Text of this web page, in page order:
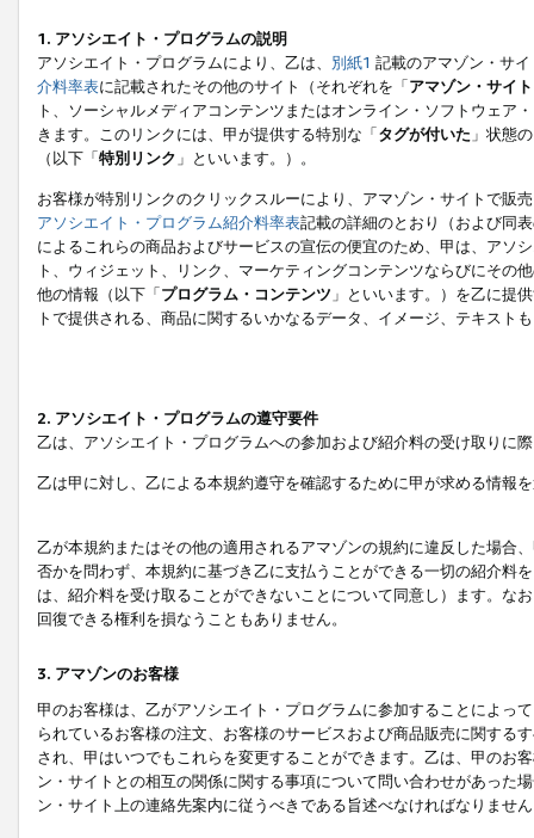
1. アソシエイト・プログラムの説明
アソシエイト・プログラムにより、乙は、 別紙1 記載のアマゾン・サ
介料率表に記載されたその他のサイト（それぞれを「アマゾン・サイト
ト、ソーシャルメディアコンテンツまたはオンライン・ソフトウェア
きます。このリンクには、甲が提供する特別な「タグが付いた 」状態
（以下「特別リンク 」といいます。）。
お客様が特別リンクのクリックスルーにより、アマゾン・サイトで販
アソシエイト・プログラム紹介料率表記載の詳細のとおり（および同
によるこれらの商品およびサービスの宣伝の便宜のため、甲は、アソ
ト、ウィジェット、リンク、マーケティングコンテンツならびにその
他の情報（以下「プログラム・コンテンツ 」といいます。）を乙に提
トで提供される、商品に関するいかなるデータ、イメージ、テキス
2. アソシエイト・プログラムの遵守要件
乙は、アソシエイト・プログラムへの参加および紹介料の受け取りに
乙は甲に対し、乙による本規約遵守を確認するために甲が求める情報
乙が本規約またはその他の適用されるアマゾンの規約に違反した場合
否かを問わず、本規約に基づき乙に支払うことができる一切の紹介料
は、紹介料を受け取ることができないことについて同意し）ます。な
回復できる権利を損なうこともありません。
3. アマゾンのお客様
甲のお客様は、乙がアソシエイト・プログラムに参加することによっ
られているお客様の注文、お客様のサービスおよび商品販売に関する
され、甲はいつでもこれらを変更することができます。乙は、甲のお
ン・サイトとの相互の関係に関する事項について問い合わせがあった
ン・サイト上の連絡先案内に従うべきである旨述べなければなりませ